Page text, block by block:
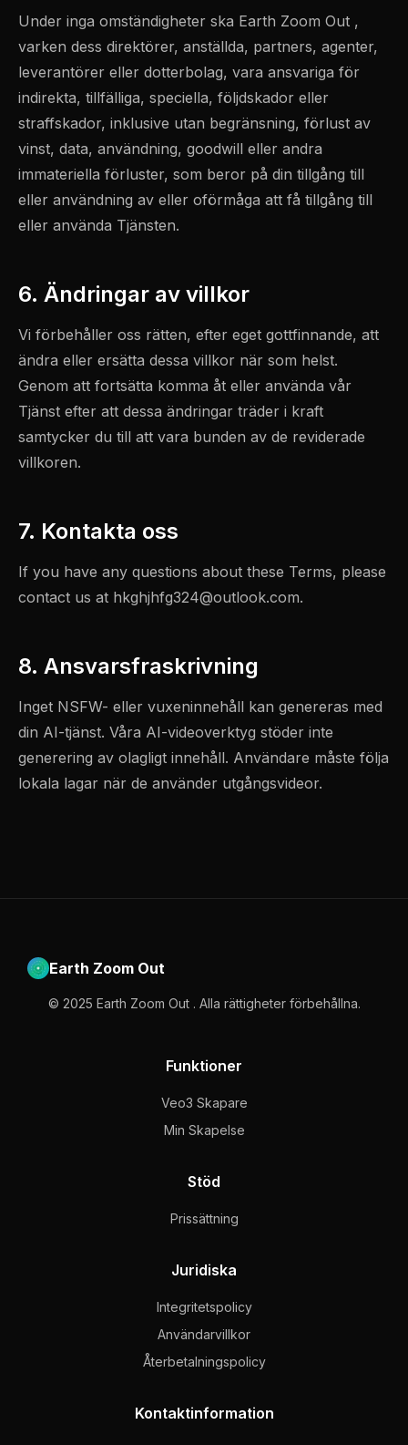
Under inga omständigheter ska Earth Zoom Out ,
varken dess direktörer, anställda, partners, agenter,
leverantörer eller dotterbolag, vara ansvariga för
indirekta, tillfälliga, speciella, följdskador eller
straffskador, inklusive utan begränsning, förlust av
vinst, data, användning, goodwill eller andra
immateriella förluster, som beror på din tillgång till
eller användning av eller oförmåga att få tillgång till
eller använda Tjänsten.
6. Ändringar av villkor
Vi förbehåller oss rätten, efter eget gottfinnande, att
ändra eller ersätta dessa villkor när som helst.
Genom att fortsätta komma åt eller använda vår
Tjänst efter att dessa ändringar träder i kraft
samtycker du till att vara bunden av de reviderade
villkoren.
7. Kontakta oss
If you have any questions about these Terms, please
contact us at hkghjhfg324@outlook.com.
8. Ansvarsfraskrivning
Inget NSFW- eller vuxeninnehåll kan genereras med
din AI-tjänst. Våra AI-videoverktyg stöder inte
generering av olagligt innehåll. Användare måste följa
lokala lagar när de använder utgångsvideor.
Earth Zoom Out
© 2025 Earth Zoom Out . Alla rättigheter förbehållna.
Funktioner
Veo3 Skapare
Min Skapelse
Stöd
Prissättning
Juridiska
Integritetspolicy
Användarvillkor
Återbetalningspolicy
Kontaktinformation